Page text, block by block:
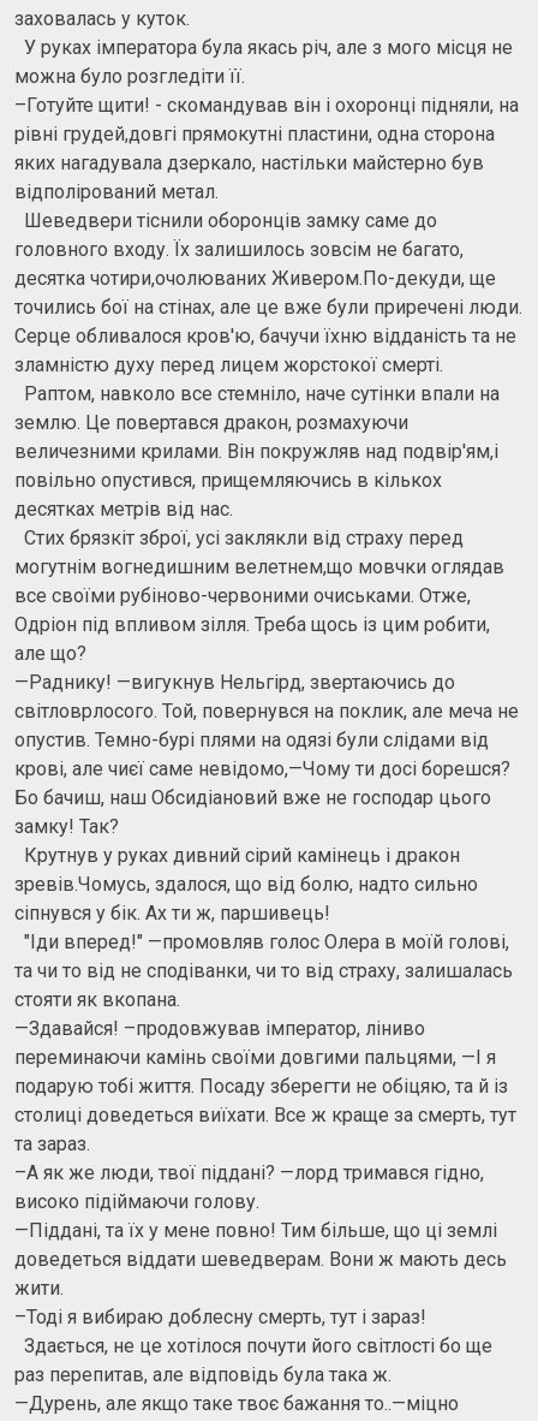
заховалась у куток.
У руках імператора була якась річ, але з мого місця не
можна було розгледіти її.
–Готуйте щити! - скомандував він і охоронці підняли, на
рівні грудей,довгі прямокутні пластини, одна сторона
яких нагадувала дзеркало, настільки майстерно був
відполірований метал.
Шеведвери тіснили оборонців замку саме до
головного входу. Їх залишилось зовсім не багато,
десятка чотири,очолюваних Живером.По-декуди, ще
точились бої на стінах, але це вже були приречені люди.
Серце обливалося кров'ю, бачучи їхню відданість та не
зламністю духу перед лицем жорстокої смерті.
Раптом, навколо все стемніло, наче сутінки впали на
землю. Це повертався дракон, розмахуючи
величезними крилами. Він покружляв над подвір'ям,і
повільно опустився, прищемляючись в кількох
десятках метрів від нас.
Стих брязкіт зброї, усі заклякли від страху перед
могутнім вогнедишним велетнем,що мовчки оглядав
все своїми рубіново-червоними очиськами. Отже,
Одріон під впливом зілля. Треба щось із цим робити,
але що?
—Раднику! —вигукнув Нельгірд, звертаючись до
світловрлосого. Той, повернувся на поклик, але меча не
опустив. Темно-бурі плями на одязі були слідами від
крові, але чиєї саме невідомо,—Чому ти досі борешся?
Бо бачиш, наш Обсидіановий вже не господар цього
замку! Так?
Крутнув у руках дивний сірий камінець і дракон
зревів.Чомусь, здалося, що від болю, надто сильно
сіпнувся у бік. Ах ти ж, паршивець!
"Іди вперед!" —промовляв голос Олера в моїй голові,
та чи то від не сподіванки, чи то від страху, залишалась
стояти як вкопана.
—Здавайся! –продовжував імператор, ліниво
переминаючи камінь своїми довгими пальцями, —І я
подарую тобі життя. Посаду зберегти не обіцяю, та й із
столиці доведеться виїхати. Все ж краще за смерть, тут
та зараз.
–А як же люди, твої піддані? —лорд тримався гідно,
високо підіймаючи голову.
—Піддані, та їх у мене повно! Тим більше, що ці землі
доведеться віддати шеведверам. Вони ж мають десь
жити.
–Тоді я вибираю доблесну смерть, тут і зараз!
Здається, не це хотілося почути його світлості бо ще
раз перепитав, але відповідь була така ж.
—Дурень, але якщо таке твоє бажання то..—міцно